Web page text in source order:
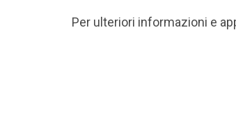
Per ulteriori informazioni e